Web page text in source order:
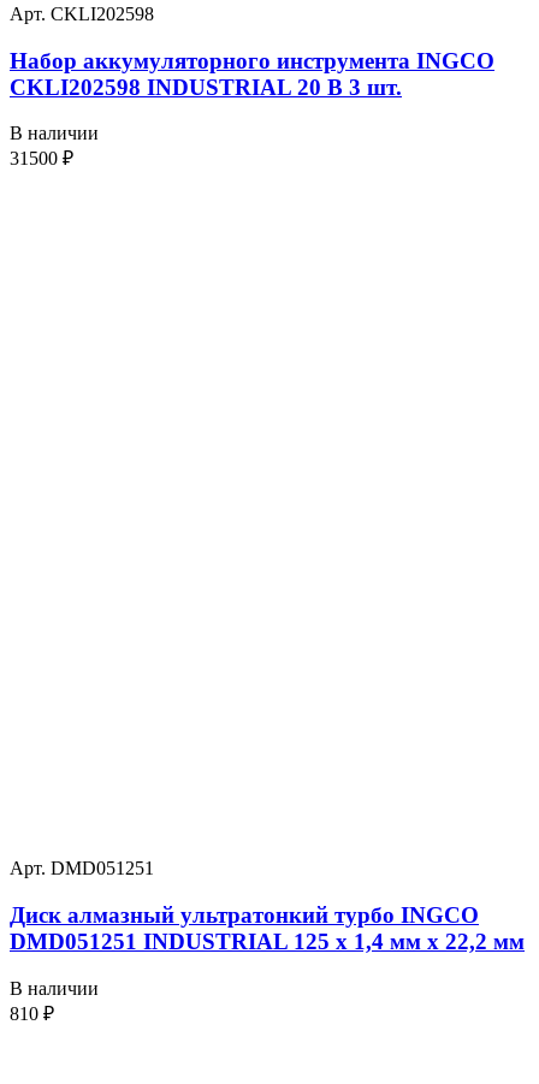
Арт. CKLI202598
Набор аккумуляторного инструмента INGCO
CKLI202598 INDUSTRIAL 20 В 3 шт.
В наличии
31500 ₽
Арт. DMD051251
Диск алмазный ультратонкий турбо INGCO
DMD051251 INDUSTRIAL 125 х 1,4 мм x 22,2 мм
В наличии
810 ₽